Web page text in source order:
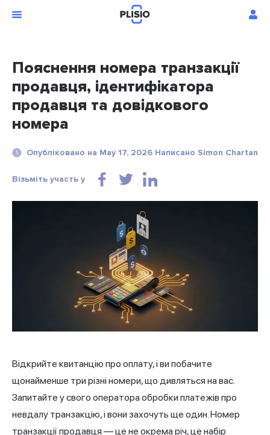
Пояснення номера транзакції
продавця, ідентифікатора
продавця та довідкового
номера
Опубліковано на May 17, 2026 Написано Simon Chartan
Візьміть участь у
Відкрийте квитанцію про оплату, і ви побачите
щонайменше три різні номери, що дивляться на вас.
Запитайте у свого оператора обробки платежів про
невдалу транзакцію, і вони захочуть ще один. Номер
транзакції продавця — це не окрема річ, це набір